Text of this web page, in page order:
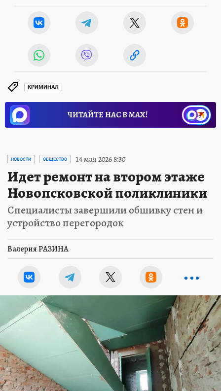
КРИМИНАЛ
ЧИТАЙТЕ НАС В МАХ!
НОВОСТИ ОБЩЕСТВО 14 мая 2026 8:30
Идет ремонт на втором этаже
Новопсковской поликлиники
Специалисты завершили обшивку стен и
устройство перегородок
Валерия РАЗИНА